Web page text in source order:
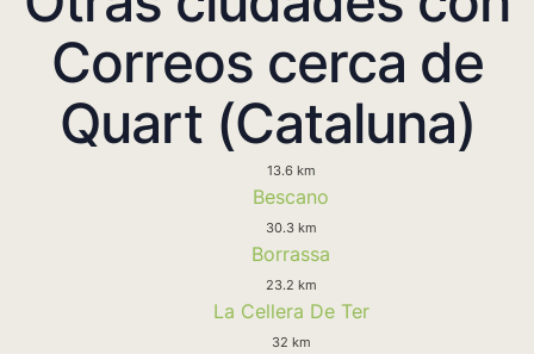
Correos cerca de
Quart (Cataluna)
13.6 km
Bescano
30.3 km
Borrassa
23.2 km
La Cellera De Ter
32 km